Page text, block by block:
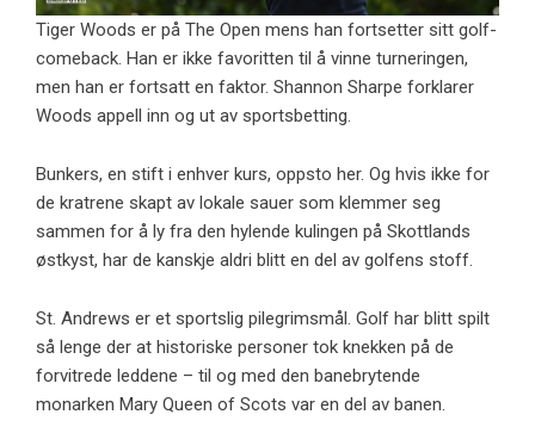
Tiger Woods er på The Open mens han fortsetter sitt golf-
comeback. Han er ikke favoritten til å vinne turneringen,
men han er fortsatt en faktor. Shannon Sharpe forklarer
Woods appell inn og ut av sportsbetting.
Bunkers, en stift i enhver kurs, oppsto her. Og hvis ikke for
de kratrene skapt av lokale sauer som klemmer seg
sammen for å ly fra den hylende kulingen på Skottlands
østkyst, har de kanskje aldri blitt en del av golfens stoff.
St. Andrews er et sportslig pilegrimsmål. Golf har blitt spilt
så lenge der at historiske personer tok knekken på de
forvitrede leddene – til og med den banebrytende
monarken Mary Queen of Scots var en del av banen.